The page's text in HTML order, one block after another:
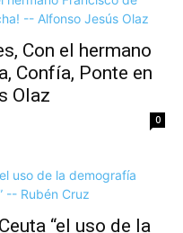
Con el hermano
Confía, Ponte en
Olaz
0
“el uso de la